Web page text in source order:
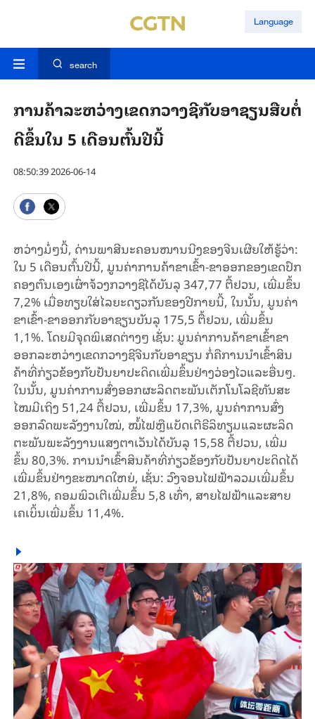
Language
search
ການ​ຄ້າ​ລະ​ຫວ່າງ​ເຂດກວາງ​ຊີ​ກັບ​ອາ​ຊຽນສືບ​ຕໍ່​
ດີ​ຂຶ້ນໃນ 5 ເດືອນ​ຕົ້ນ​ປີ​ນີ້
08:50:39 2026-06-14
ຫວ່າງ​ມໍ່ໆ​ນີ້, ດ່ານ​ພາ​ສີນ​ະ​ຄອນ​ໜານ​ນີງ​​ຂອງ​ຈີນເຜີຍ​ໃຫ້​ຮູ້​ວ່າ:
ໃນ 5 ເດືອນ​ຕົ້ນ​ປີ​ນີ້, ມູນ​ຄ່າ​ການ​ຄ້າ​ຂາ​ເຂົ້າ-​​ຂາ​ອອກ​ຂອງ​ເຂດປົກ​
ຄອງ​ຕົນ​ເອງ​ເຜົ່າ​ຈ້ວງກວາງ​ຊີ​ໄດ້​ບັນ​ລຸ 347,77 ຕື້ຢວນ, ເພີ່ມ​ຂຶ້ນ
7,2% ເມື່ອ​ທຽບ​ໃສ່​ໄລ​ຍະ​ດຽວ​ກັນ​ຂອງ​ປີ​ກາຍ​ນີ້, ​ໃນ​ນັ້ນ, ມູນ​ຄ່າ​
ຂາ​ເຂົ້າ-​ຂາ​ອອກ​ກັບ​ອາ​ຊຽນບັນ​ລຸ 175,5 ຕື້ຢວນ, ເພີ່ມ​ຂຶ້ນ
1,1%. ໂດຍ​ມີ​ຈຸດ​ພິ​ເສດ​ຕ່າງໆ ເຊັ່ນ: ມູນ​ຄ່າ​ການ​ຄ້າ​ຂາ​ເຂົ້າ​ຂາ​
ອອກ​ລະ​ຫວ່າງ​ເຂດກ​ວາງ​ຊີຈີນ​ກັບ​ອາ​ຊຽນ ກໍ່​ຄືການ​ນຳ​ເຂົ້າ​ສິນ​
ຄ້າ​​ທີ່​ກ່ຽວ​ຂ້ອງ​ກັບປັນ​ຍາ​ປະ​ດິດ​ເພີ່ມ​ຂຶ້ນ​ຢ່າງວ່ອງ​ໄວ​ແລະ​ອື່ນໆ.
ໃນ​ນັ້ນ, ມູນ​ຄ່າ​ການສົ່ງ​ອອກ​ຜະ​ລິດ​ຕະ​ພັນ​ເຕັກ​ໂນ​ໂລ​ຊີ​ທັນ​ສະ​
ໄໝມີ​ເຖິງ 51,24 ຕື້ຢວນ, ເພີ່ມ​ຂຶ້ນ 17,3%, ມູນ​ຄ່າ​ການ​ສົ່ງ​
ອອກ​ລົດ​ພະ​ລັງ​ງານ​ໃໝ່, ​ໝໍ້​ໄຟ​ຫຼືແບັດ​ເຕີ​ຣີ​ລິ​ທຽມ​ແລະ​ຜະ​ລິດ​
ຕະ​ພັນ​ພະ​ລັງ​ງານ​ແສງ​ຕາ​ເວັນ​ໄດ້​ບັນ​ລຸ 15,58 ຕື້ຢວນ, ເພີ່ມ​
ຂຶ້ນ 80,3%. ການ​ນຳ​ເຂົ້າ​ສິນ​ຄ້າ​ທີ່​ກ່ຽວ​ຂ້ອງ​ກັບ​ປັນ​ຍາ​ປະ​ດິດ​ໄດ້​
ເພີ່ມ​ຂຶ້ນ​ຢ່າງ​ຂະ​ໜາດ​ໃຫຍ່, ເຊັ່ນ: ວົງຈອນ​ໄຟ​ຟ້າລວມ​ເພີ່ມ​ຂຶ້ນ
21,8%, ຄອມ​ພິວ​ເຕີເພີ່ມ​ຂຶ້ນ 5,8 ເທົ່າ, ສາຍ​ໄຟ​ຟ້າ​ແລະ​ສາຍ​
ເຄ​ເບິ້ນ​ເພີ່ມ​ຂຶ້ນ 11,4%.